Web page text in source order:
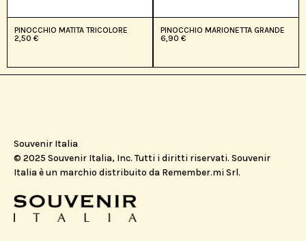
PINOCCHIO MATITA TRICOLORE
2,50 €
PINOCCHIO MARIONETTA GRANDE
6,90 €
Souvenir Italia
© 2025 Souvenir Italia, Inc. Tutti i diritti riservati. Souvenir
Italia è un marchio distribuito da Remember.mi Srl.